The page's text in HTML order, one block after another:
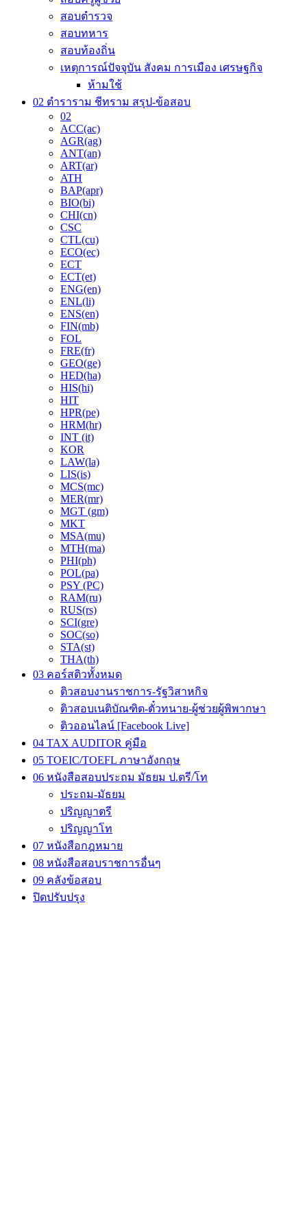
สอบตำรวจ
สอบทหาร
สอบท้องถิ่น
เหตุการณ์ปัจจุบัน สังคม การเมือง เศรษฐกิจ
ห้ามใช้
02 ตำราราม ชีทราม สรุป-ข้อสอบ
02
ACC(ac)
AGR(ag)
ANT(an)
ART(ar)
ATH
BAP(apr)
BIO(bi)
CHI(cn)
CSC
CTL(cu)
ECO(ec)
ECT
ECT(et)
ENG(en)
ENL(li)
ENS(en)
FIN(mb)
FOL
FRE(fr)
GEO(ge)
HED(ha)
HIS(hi)
HIT
HPR(pe)
HRM(hr)
INT (it)
KOR
LAW(la)
LIS(is)
MCS(mc)
MER(mr)
MGT (gm)
MKT
MSA(mu)
MTH(ma)
PHI(ph)
POL(pa)
PSY (PC)
RAM(ru)
RUS(rs)
SCI(gre)
SOC(so)
STA(st)
THA(th)
03 คอร์สติวทั้งหมด
ติวสอบงานราชการ-รัฐวิสาหกิจ
ติวสอบเนติบัณฑิต-ตั๋วทนาย-ผู้ช่วยผู้พิพากษา
ติวออนไลน์ [Facebook Live]
04 TAX AUDITOR คู่มือ
05 TOEIC/TOEFL ภาษาอังกฤษ
06 หนังสือสอบประถม มัธยม ป.ตรี/โท
ประถม-มัธยม
ปริญญาตรี
ปริญญาโท
07 หนังสือกฎหมาย
08 หนังสือสอบราชการอื่นๆ
09 คลังข้อสอบ
ปิดปรับปรุง